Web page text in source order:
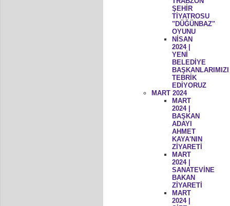
ŞEHİR
TİYATROSU
"DÜĞÜNBAZ"
OYUNU
NİSAN
2024 |
YENİ
BELEDİYE
BAŞKANLARIMIZI
TEBRİK
EDİYORUZ
MART 2024
MART
2024 |
BAŞKAN
ADAYI
AHMET
KAYA'NIN
ZİYARETİ
MART
2024 |
SANATEVİNE
BAKAN
ZİYARETİ
MART
2024 |